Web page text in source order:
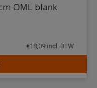
DETAILS
OML blank
€18,09 incl. BTW